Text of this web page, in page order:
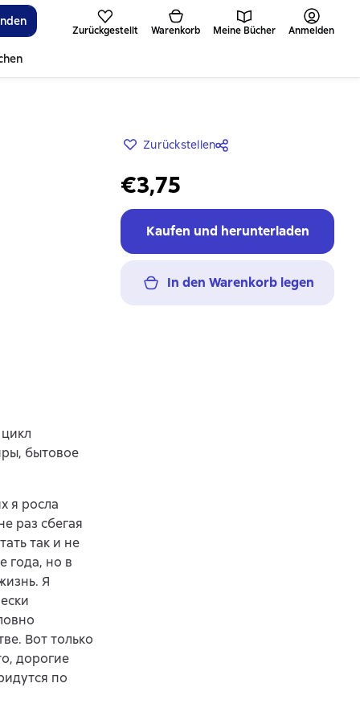
Zurückgestellt Warenkorb Meine Bücher Anmelden
Zurückstellen
€3,75
Kaufen und herunterladen
In den Warenkorb legen
бытовое
я росла
раз сбегая
так и не
года, но в
Я
Вот только
дорогие
по